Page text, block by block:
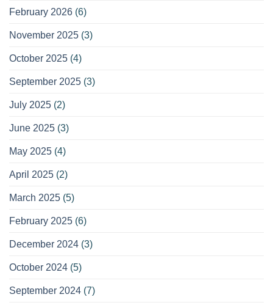
February 2026 (6)
November 2025 (3)
October 2025 (4)
September 2025 (3)
July 2025 (2)
June 2025 (3)
May 2025 (4)
April 2025 (2)
March 2025 (5)
February 2025 (6)
December 2024 (3)
October 2024 (5)
September 2024 (7)